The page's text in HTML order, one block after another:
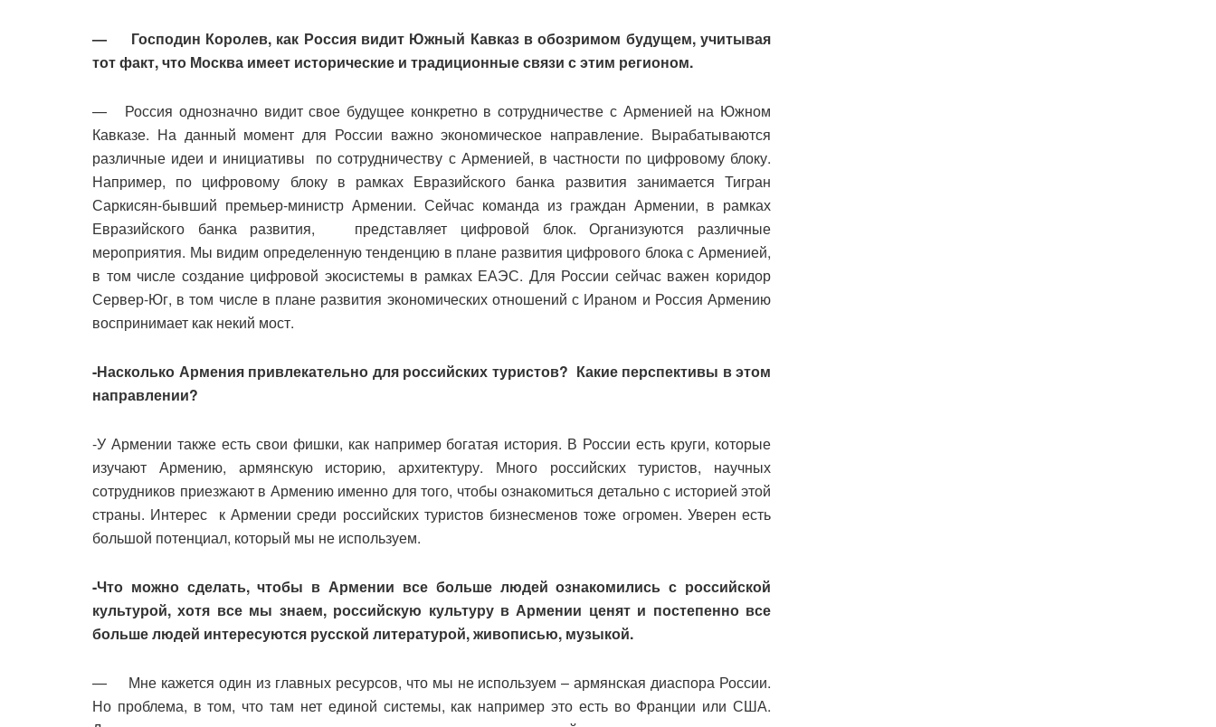
— Господин Королев, как Россия видит Южный Кавказ в обозримом будущем, учитывая
тот факт, что Москва имеет исторические и традиционные связи с этим регионом.
— Россия однозначно видит свое будущее конкретно в сотрудничестве с Арменией на Южном
Кавказе. На данный момент для России важно экономическое направление. Вырабатываются
различные идеи и инициативы по сотрудничеству с Арменией, в частности по цифровому блоку.
Например, по цифровому блоку в рамках Евразийского банка развития занимается Тигран
Саркисян-бывший премьер-министр Армении. Сейчас команда из граждан Армении, в рамках
Евразийского банка развития, представляет цифровой блок. Организуются различные
мероприятия. Мы видим определенную тенденцию в плане развития цифрового блока с Арменией,
в том числе создание цифровой экосистемы в рамках ЕАЭС. Для России сейчас важен коридор
Сервер-Юг, в том числе в плане развития экономических отношений с Ираном и Россия Армению
воспринимает как некий мост.
-Насколько Армения привлекательно для российских туристов? Какие перспективы в этом
направлении?
-У Армении также есть свои фишки, как например богатая история. В России есть круги, которые
изучают Армению, армянскую историю, архитектуру. Много российских туристов, научных
сотрудников приезжают в Армению именно для того, чтобы ознакомиться детально с историей этой
страны. Интерес к Армении среди российских туристов бизнесменов тоже огромен. Уверен есть
большой потенциал, который мы не используем.
-Что можно сделать, чтобы в Армении все больше людей ознакомились с российской
культурой, хотя все мы знаем, российскую культуру в Армении ценят и постепенно все
больше людей интересуются русской литературой, живописью, музыкой.
— Мне кажется один из главных ресурсов, что мы не используем – армянская диаспора России.
Но проблема, в том, что там нет единой системы, как например это есть во Франции или США.